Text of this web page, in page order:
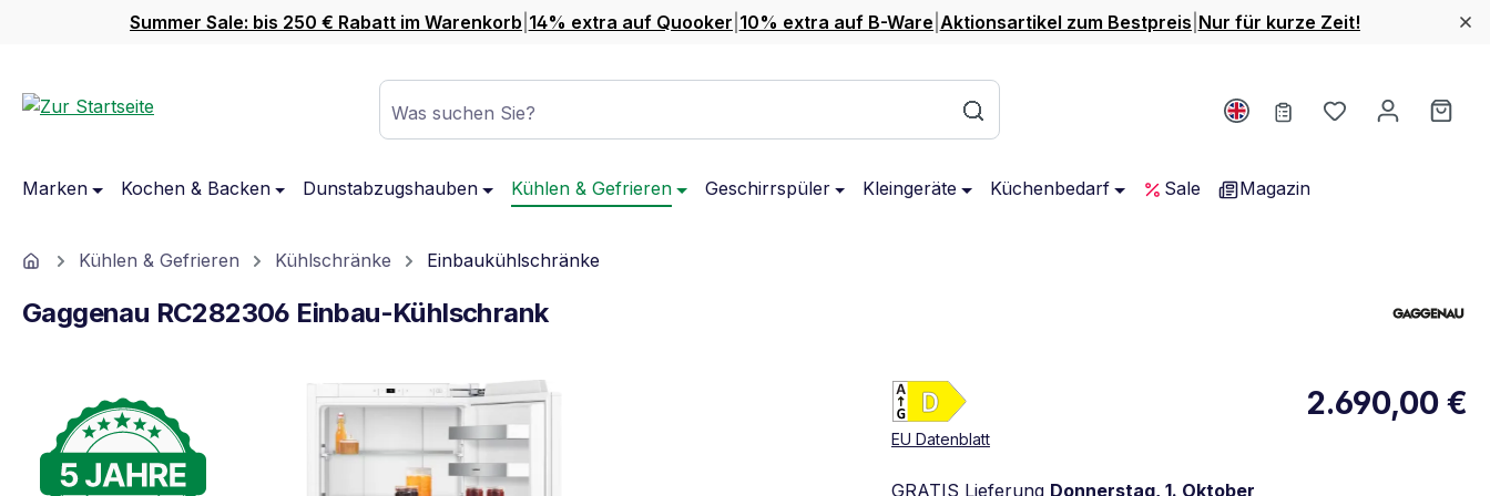
Hauptinhalt springen
Zur Suche springen
Zur Hauptnavigation springen
Summer Sale: bis 250 € Rabatt im Warenkorb 14% extra auf Quooker 10% extra auf B-Ware Aktionsartikel zum Bestpreis Nur für kurze Zeit!
Was suchen Sie? Du hast 0
Marken Kochen & Backen Dunstabzugshauben Kühlen & Gefrieren Geschirrspüler Kleingeräte Küchenbedarf Sale Magazin
HomeKühlen & Gefrieren Kühlschränke Einbaukühlschränke
Gaggenau RC282306 Einbau-Kühlschrank
Bildergalerie überspringen Vollständiges Energielabel anzeigen
Energieklasse D. Höchste bis niedrigste Effizienz (A-G)
EU DatenblattÖffnet in neuem Fenster
2.690,00 €
GRATIS Lieferung Donnerstag, 1. Oktober